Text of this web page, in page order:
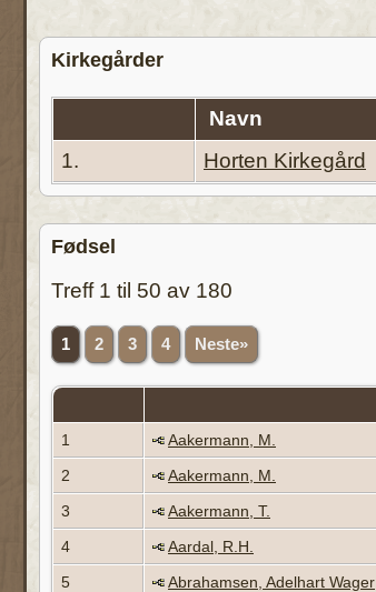
Kirkegårder
Navn
1.
Horten Kirkegård
Fødsel
Treff 1 til 50 av 180
1 2 3 4 Neste»
1
Aakermann, M.
2
Aakermann, M.
3
Aakermann, T.
4
Aardal, R.H.
5
Abrahamsen, Adelhart Wager